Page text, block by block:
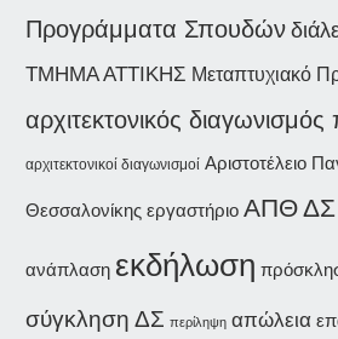
Προγράμματα Σπουδών
ΤΜΗΜΑ ΑΤΤΙΚΗΣ Μεταπτυχιακό
αρχιτεκτονικός
αρχιτεκτονικοί διαγωνισμοί Αριστοτέλειο
Θεσσαλονίκης εργαστήριο ΑΠΘ
ανάπλαση εκδήλωση
σύγκληση ΔΣ περίληψη απώλεια